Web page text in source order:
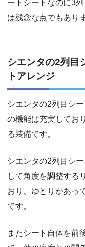
ートシートなのに3
は残念な点でもあり
シエンタの2列目
トアレンジ
シエンタの2列目シ
の機能は充実してお
る装備です。
シエンタの2列目シ
して角度を調整する
おり、ゆとりがあっ
です。
またシート自体を前